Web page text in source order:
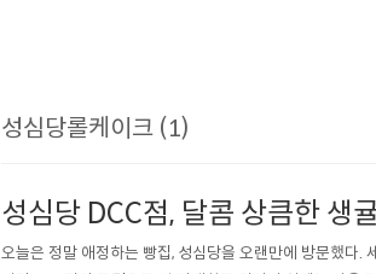
성심당롤케이크 (1)
성심당 DCC점, 달콤 상큼한 생
오늘은 정말 애정하는 빵집, 성심당을 오랜만에 방문했다.